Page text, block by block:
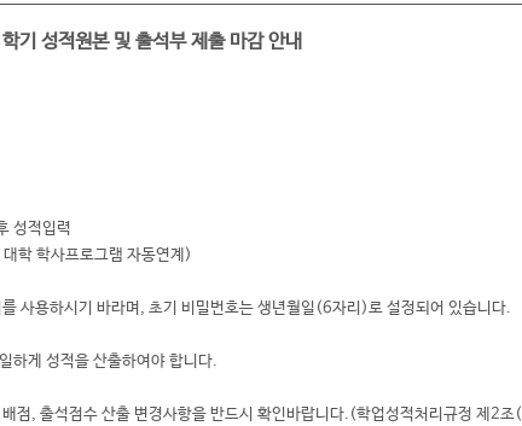
기 성적원본 및 출석부 제출 마감 안내
성적입력
학 학사프로그램 자동연계)
사용하시기 바라며, 초기 비밀번호는 생년월일(6자리)로 설정되어 있습니다.
하게 성적을 산출하여야 합니다.
점, 출석점수 산출 변경사항을 반드시 확인바랍니다.(학업성적처리규정 제2